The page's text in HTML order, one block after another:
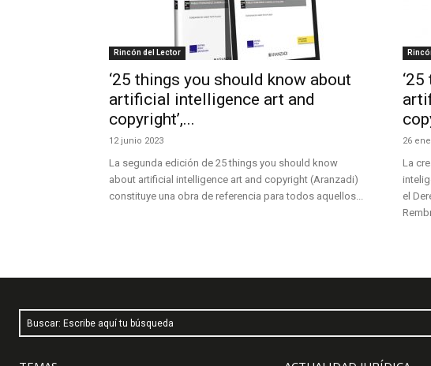
Rincón del Lector
‘25 things you should know about
artificial intelligence art and
copyright’,...
12 junio 2023
La segunda edición de 25 things you should know
about artificial intelligence art and copyright (Aranzadi)
constituye una obra de referencia para todos aquellos...
26
La
el
Buscar: Escribe aquí tu búsqueda